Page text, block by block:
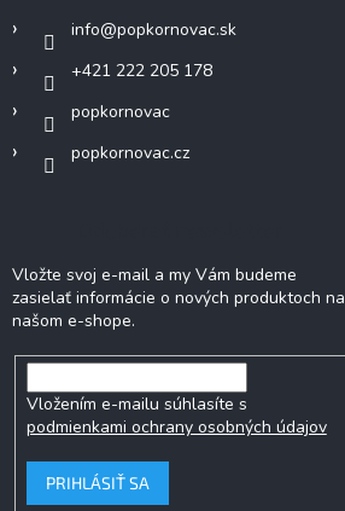
info@popkornovac.sk
+421 222 205 178
popkornovac
popkornovac.cz
Vložte svoj e-mail a my Vám budeme
zasielať informácie o nových produktoch na
našom e-shope.
Vložením e-mailu súhlasíte s
podmienkami ochrany osobných údajov
PRIHLÁSIŤ SA